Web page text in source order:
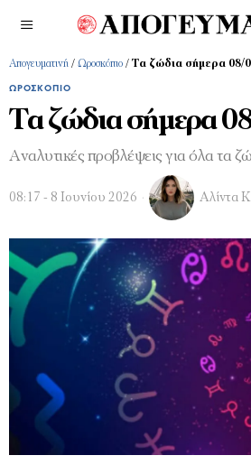
Απογευματινή / Ωροσκόπιο / Τα ζώδια σήμερα 08/
ΩΡΟΣΚΌΠΙΟ
Τα ζώδια σήμερα
Αναλυτικές προβλέψεις για όλα τα
08:17 - 8 Ιουνίου 2026 Αλίντα